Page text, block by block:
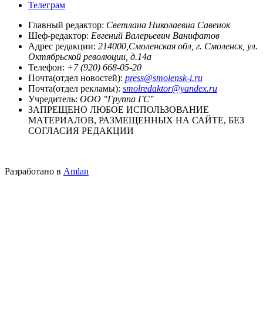
Телеграм
Главный редактор: Светлана Николаевна Савенок
Шеф-редактор: Евгений Валерьевич Ванифатов
Адрес редакции: 214000,Смоленская обл, г. Смоленск, ул.
Октябрьской революции, д.14а
Телефон: +7 (920) 668-05-20
Почта(отдел новостей): press@smolensk-i.ru
Почта(отдел рекламы): smolredaktor@yandex.ru
Учредитель: ООО "Группа ГС"
ЗАПРЕЩЕНО ЛЮБОЕ ИСПОЛЬЗОВАНИЕ
МАТЕРИАЛОВ, РАЗМЕЩЕННЫХ НА САЙТЕ, БЕЗ
СОГЛАСИЯ РЕДАКЦИИ
Разработано в Amlan